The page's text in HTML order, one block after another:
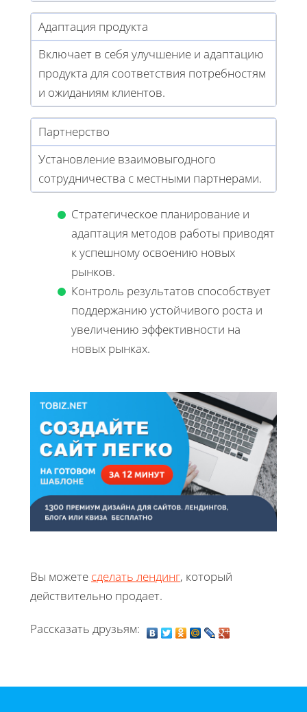
Адаптация продукта
Включает в себя улучшение и адаптацию
продукта для соответствия потребностям
и ожиданиям клиентов.
Партнерство
Установление взаимовыгодного
сотрудничества с местными партнерами.
Стратегическое планирование и
адаптация методов работы приводят
к успешному освоению новых
рынков.
Контроль результатов способствует
поддержанию устойчивого роста и
увеличению эффективности на
новых рынках.
Вы можете сделать лендинг, который
действительно продает.
Рассказать друзьям: